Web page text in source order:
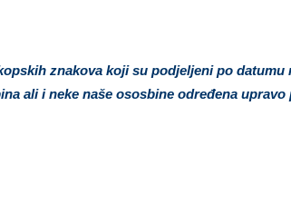
znakova koji su podjeljeni po datumu
ali i neke naše ososbine određena upravo